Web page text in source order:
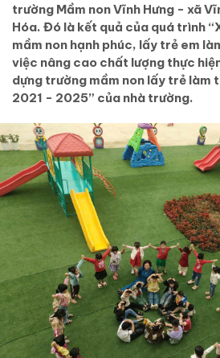
trường Mầm non Vĩnh Hưng - xã
Hóa. Đó là kết quả của quá trình
mầm non hạnh phúc, lấy trẻ em
việc nâng cao chất lượng thực
dựng trường mầm non lấy trẻ làm
2021 - 2025” của nhà trường.